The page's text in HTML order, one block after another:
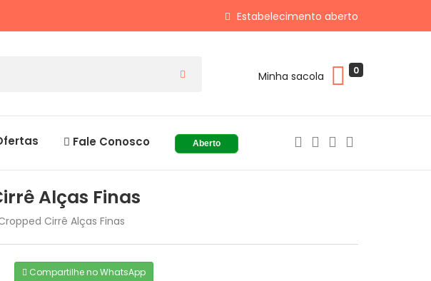
Estabelecimento aberto
Minha sacola 0
Fale Conosco Aberto
Alças Finas
Cirrê Alças Finas
Compartilhe no WhatsApp